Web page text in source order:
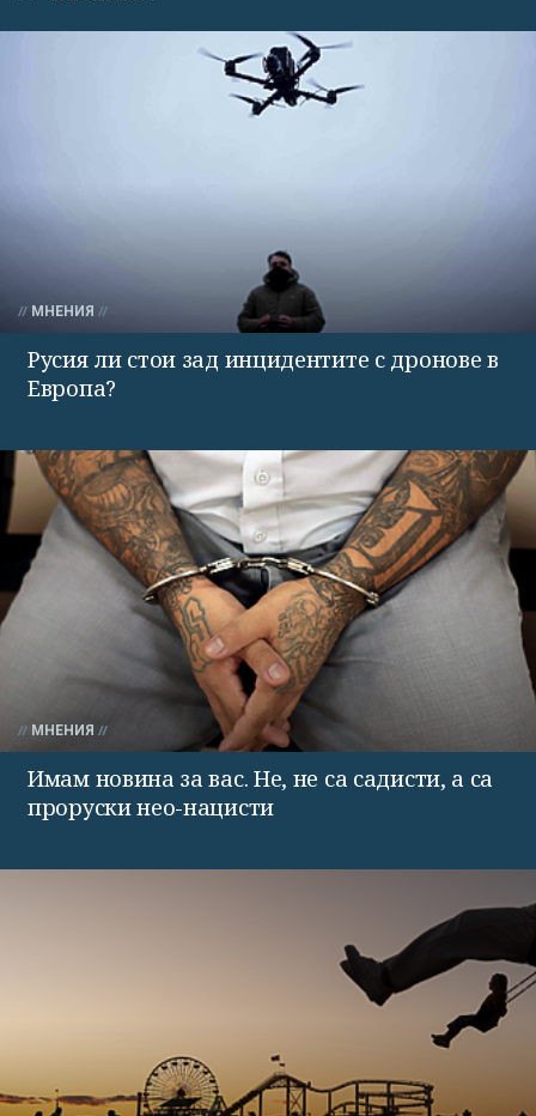
МНЕНИЯ
Русия ли стои зад инцидентите с дронове в
Европа?
МНЕНИЯ
Имам новина за вас. Не, не са садисти, а са
проруски нео-нацисти